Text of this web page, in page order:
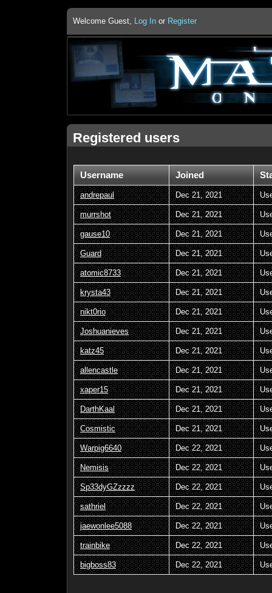
Welcome Guest, Log In or Register
Registered users
Username Joined
andrepaul Dec 21, 2021
murrshot Dec 21, 2021
gause10 Dec 21, 2021
Guard Dec 21, 2021
atomic8733 Dec 21, 2021
krysta43 Dec 21, 2021
nikt0rio Dec 21, 2021
Joshuanieves Dec 21, 2021
katz45 Dec 21, 2021
allencastle Dec 21, 2021
xaper15 Dec 21, 2021
DarthKaal Dec 21, 2021
Cosmistic Dec 21, 2021
Warpig6640 Dec 22, 2021
Nemisis Dec 22, 2021
Sp33dyGZzzzz Dec 22, 2021
sathriel Dec 22, 2021
jaewonlee5088 Dec 22, 2021
trainbike Dec 22, 2021
bigboss83 Dec 22, 2021